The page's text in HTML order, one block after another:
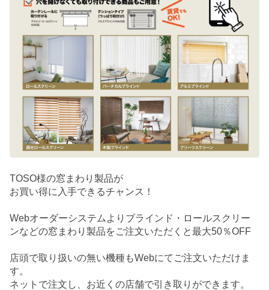
TOSO様の窓まわり製品が
お買い得に入手できるチャンス！
Webオーダーシステムよりブラインド・ロールスクリー
ンなどの窓まわり製品をご注文いただくと最大50％OFF
店頭で取り扱いの無い機種もWebにてご注文いただけま
す。
ネットで注文し、お近くの店舗で引き取りができます。